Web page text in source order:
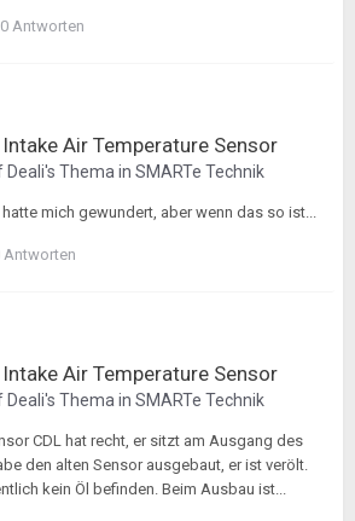
Antworten
Air Temperature Sensor
Deali's Thema in SMARTe Technik
mich gewundert, aber wenn das so ist...
Antworten
Air Temperature Sensor
Deali's Thema in SMARTe Technik
CDL hat recht, er sitzt am Ausgang des
den alten Sensor ausgebaut, er ist verölt.
kein Öl befinden. Beim Ausbau ist...